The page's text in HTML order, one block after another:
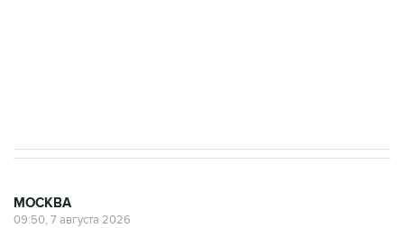
МОСКВА
09:50, 7 августа 2026